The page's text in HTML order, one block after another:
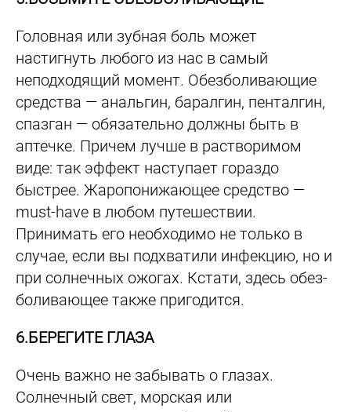
Головная или зубная боль может
настигнуть любого из нас в самый
неподходящий момент. Обезболивающие
средства — анальгин, баралгин, пенталгин,
спазган — обязательно должны быть в
аптечке. Причем лучше в растворимом
виде: так эффект наступает гораздо
быстрее. Жаропонижающее средство —
must-have в любом путешествии.
Принимать его необходимо не только в
случае, если вы подхватили инфекцию, но и
при солнечных ожогах. Кстати, здесь обез­
боливающее также пригодится.
6.БЕРЕГИТЕ ГЛАЗА
Очень важно не забывать о глазах.
Солнечный свет, морская или